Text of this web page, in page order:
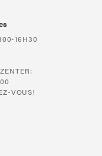
16H30
VOUS!